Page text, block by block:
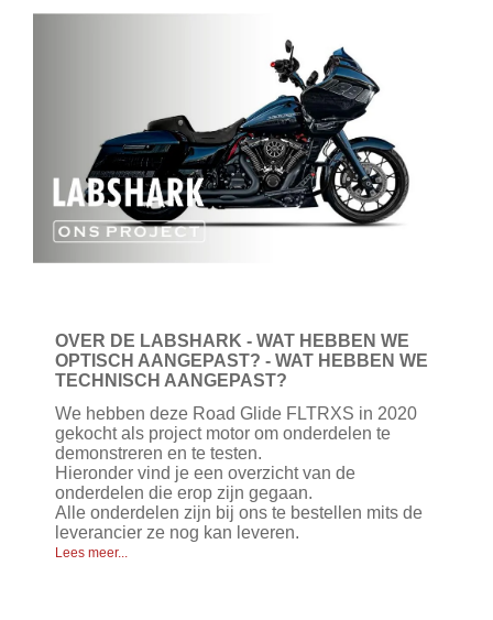
OVER DE LABSHARK - WAT HEBBEN WE
OPTISCH AANGEPAST? - WAT HEBBEN WE
TECHNISCH AANGEPAST?
We hebben deze Road Glide FLTRXS in 2020
gekocht als project motor om onderdelen te
demonstreren en te testen.
Hieronder vind je een overzicht van de
onderdelen die erop zijn gegaan.
Alle onderdelen zijn bij ons te bestellen mits de
leverancier ze nog kan leveren.
Lees meer...